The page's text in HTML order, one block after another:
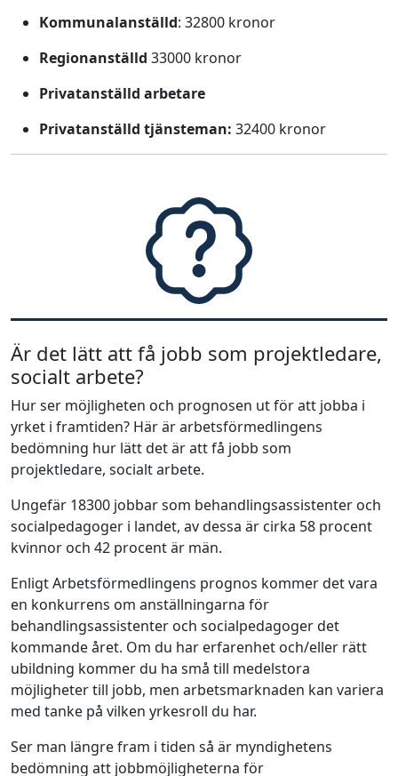
Kommunalanställd: 32800 kronor
Regionanställd 33000 kronor
Privatanställd arbetare
Privatanställd tjänsteman: 32400 kronor
Är det lätt att få jobb som projektledare,
socialt arbete?
Hur ser möjligheten och prognosen ut för att jobba i
yrket i framtiden? Här är arbetsförmedlingens
bedömning hur lätt det är att få jobb som
projektledare, socialt arbete.
Ungefär 18300 jobbar som behandlingsassistenter och
socialpedagoger i landet, av dessa är cirka 58 procent
kvinnor och 42 procent är män.
Enligt Arbetsförmedlingens prognos kommer det vara
en konkurrens om anställningarna för
behandlingsassistenter och socialpedagoger det
kommande året. Om du har erfarenhet och/eller rätt
ubildning kommer du ha små till medelstora
möjligheter till jobb, men arbetsmarknaden kan variera
med tanke på vilken yrkesroll du har.
Ser man längre fram i tiden så är myndighetens
bedömning att jobbmöjligheterna för